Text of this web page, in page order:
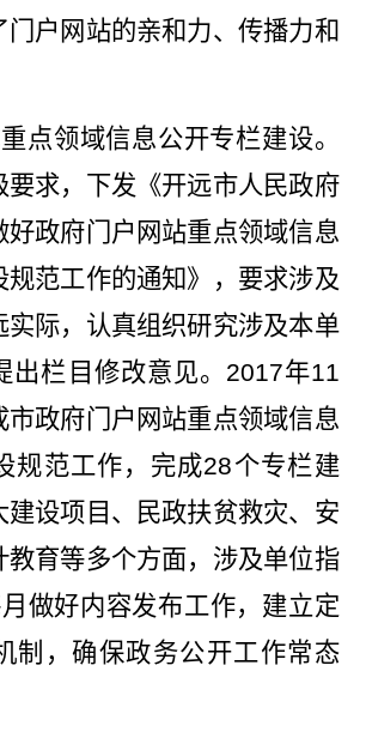
门户网站的亲和力、传播力和
点领域信息公开专栏建设。
要求，下发《开远市人民政府
好政府门户网站重点领域信息
规范工作的通知》，要求涉及
实际，认真组织研究涉及本单
出栏目修改意见。 2017年11
市政府门户网站重点领域信息
规范工作，完成28个专栏建
建设项目、民政扶贫救灾、安
教育等多个方面，涉及单位指
做好内容发布工作，建立定
制，确保政务公开工作常态